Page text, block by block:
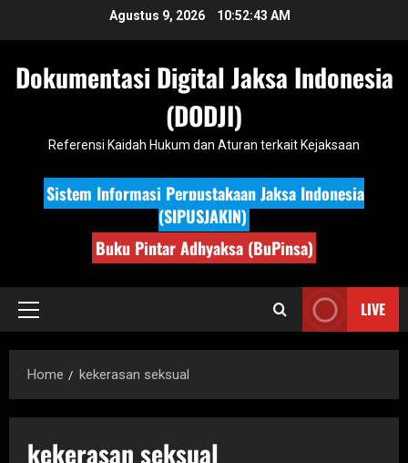
Agustus 9, 2026 10:52:44 AM
Dokumentasi Digital Jaksa Indonesia
(DODJI)
Referensi Kaidah Hukum dan Aturan terkait Kejaksaan
Sistem Informasi Perpustakaan Jaksa Indonesia
(SIPUSJAKIN)
Buku Pintar Adhyaksa (BuPinsa)
Primary
LIVE
Home kekerasan seksual
kekerasan seksual